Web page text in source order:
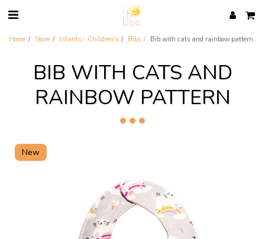
Home Store Infants - Children's Bibs Bib with cats and rainbow pattern
BIB WITH CATS AND
RAINBOW PATTERN
New